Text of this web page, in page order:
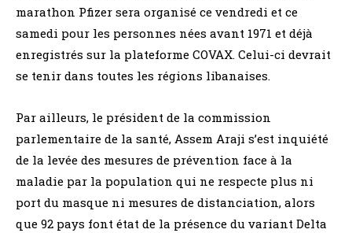
marathon Pfizer sera organisé ce vendredi et ce
samedi pour les personnes nées avant 1971 et déjà
enregistrés sur la plateforme COVAX. Celui-ci devrait
se tenir dans toutes les régions libanaises.
Par ailleurs, le président de la commission
parlementaire de la santé, Assem Araji s’est inquiété
de la levée des mesures de prévention face à la
maladie par la population qui ne respecte plus ni
port du masque ni mesures de distanciation, alors
que 92 pays font état de la présence du variant Delta